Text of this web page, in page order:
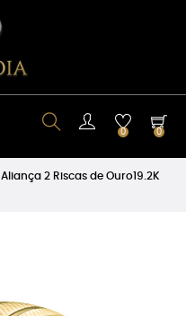
0 0
Aliança 2 Riscas de Ouro19.2K